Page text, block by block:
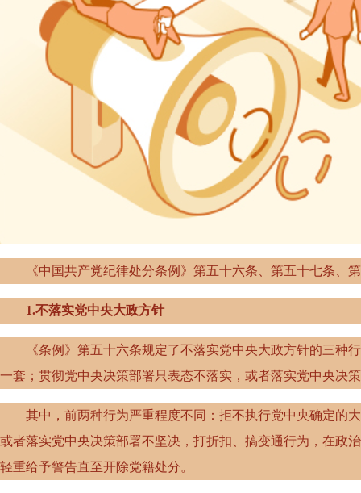
《中国共产党纪律处分条例》第五十六条、第五十七条、第
1.不落实党中央大政方针
《条例》第五十六条规定了不落实党中央大政方针的三种行
一套；贯彻党中央决策部署只表态不落实，或者落实党中央决
其中，前两种行为严重程度不同：拒不执行党中央确定的大
或者落实党中央决策部署不坚决，打折扣、搞变通行为，在政
轻重给予警告直至开除党籍处分。